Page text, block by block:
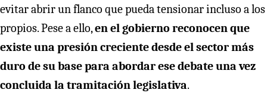
evitar abrir un flanco que pueda tensionar incluso a los
propios. Pese a ello,en el gobierno reconocen que
existe una presión creciente desde el sector más
duro de su base para abordar ese debate una vez
concluida la tramitación legislativa.